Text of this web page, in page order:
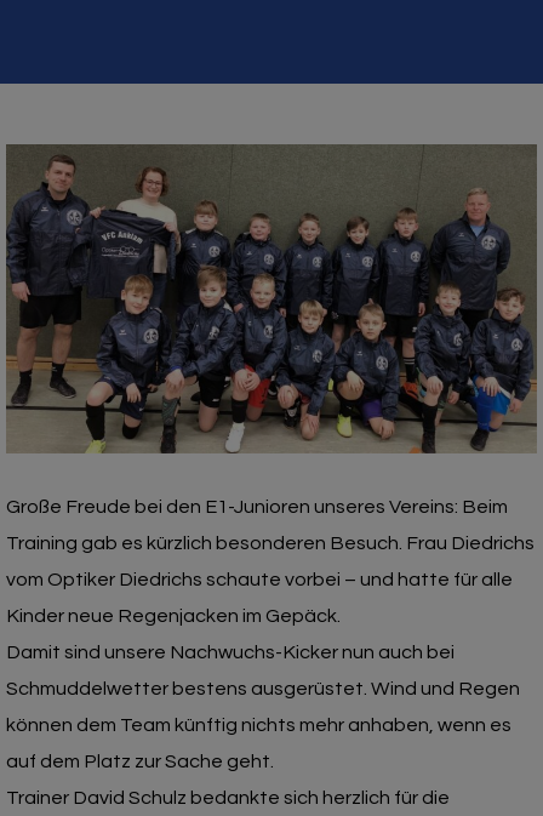
Große Freude bei den E1-Junioren unseres Vereins: Beim
Training gab es kürzlich besonderen Besuch. Frau Diedrichs
vom Optiker Diedrichs schaute vorbei – und hatte für alle
Kinder neue Regenjacken im Gepäck.
Damit sind unsere Nachwuchs-Kicker nun auch bei
Schmuddelwetter bestens ausgerüstet. Wind und Regen
können dem Team künftig nichts mehr anhaben, wenn es
auf dem Platz zur Sache geht.
Trainer David Schulz bedankte sich herzlich für die